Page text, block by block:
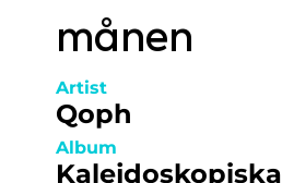
månen
Artist
Qoph
Album
Kalejdoskopiska